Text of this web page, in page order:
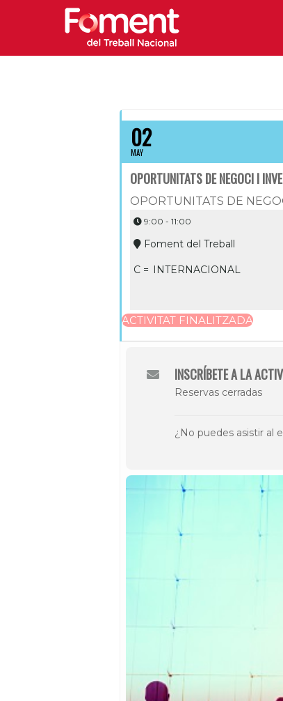
02
MAY
OPORTUNITATS DE NEGOCI I
OPORTUNITATS DE
9:00 - 11:00
Foment del Treball
C = INTERNACIONAL
ACTIVITAT FINALITZADA
INSCRÍBETE A LA
Reservas cerradas
¿No puedes asistir al